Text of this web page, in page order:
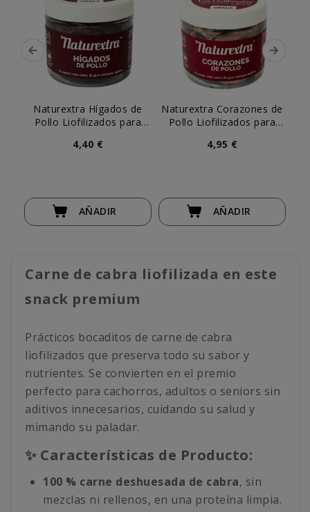
Naturextra Hígados de
Pollo Liofilizados para
4,40 €
AÑADIR
Naturextra Corazones de
Pollo Liofilizados para
4,95 €
AÑADIR
Carne de cabra liofilizada en este
snack premium
Prácticos bocaditos de carne de cabra
liofilizados que preserva todo su sabor y
nutrientes. Se convierten en el premio
perfecto para cachorros, adultos o seniors sin
aditivos innecesarios, cuidando su salud y
mimando su paladar.
✨ Características de Producto:
100 % carne deshuesada de cabra, sin
mezclas ni rellenos, en una proteína limpia.